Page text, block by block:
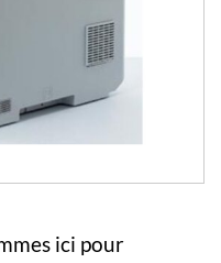
ici pour